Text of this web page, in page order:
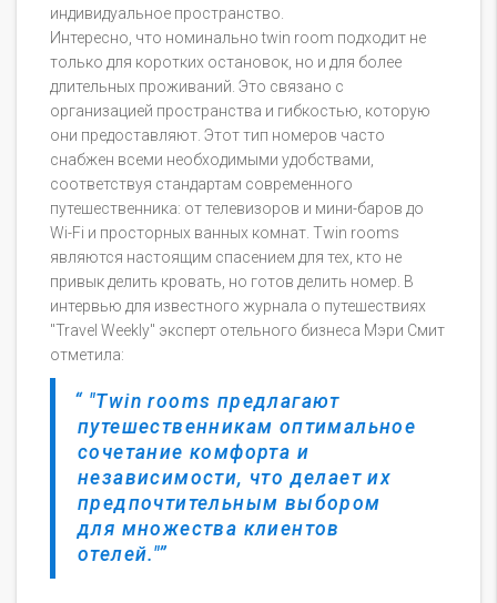
индивидуальное пространство.
Интересно, что номинально twin room подходит не
только для коротких остановок, но и для более
длительных проживаний. Это связано с
организацией пространства и гибкостью, которую
они предоставляют. Этот тип номеров часто
снабжен всеми необходимыми удобствами,
соответствуя стандартам современного
путешественника: от телевизоров и мини-баров до
Wi-Fi и просторных ванных комнат. Twin rooms
являются настоящим спасением для тех, кто не
привык делить кровать, но готов делить номер. В
интервью для известного журнала о путешествиях
"Travel Weekly" эксперт отельного бизнеса Мэри Смит
отметила:
"Twin rooms предлагают
путешественникам оптимальное
сочетание комфорта и
независимости, что делает их
предпочтительным выбором
для множества клиентов
отелей."